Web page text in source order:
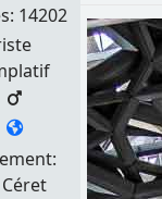
14202